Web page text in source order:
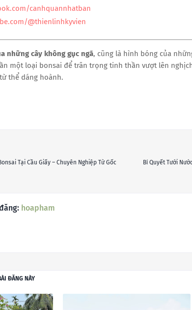
canhquannhatban
@thienlinhkyvien
những cây không gục ngã, cũng là hình bóng của
một loại bonsai để trân trọng tinh thần vượt lên
thể dáng hoành.
Bí Quyết Tưới
Tại Cầu Giấy – Chuyên Nghiệp Từ Gốc
hoapham
ĐĂNG NÀY